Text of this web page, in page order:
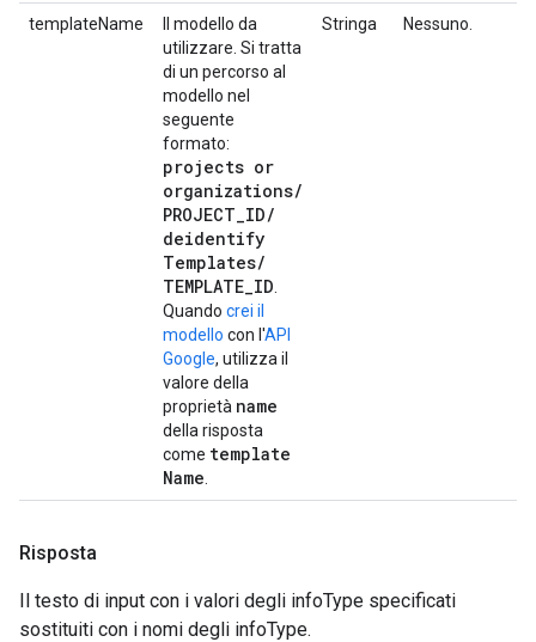
templateName
Il modello da
utilizzare. Si tratta
di un percorso al
modello nel
seguente
formato:
projects or
organizations/
PROJECT_ID/
deidentify
Templates/
TEMPLATE_ID
Quando crei il
modello con l'API
Google, utilizza il
valore della
proprietà name
della risposta
come template
Name
Stringa Nessuno.
Risposta
Il testo di input con i valori degli infoType specificati
sostituiti con i nomi degli infoType.